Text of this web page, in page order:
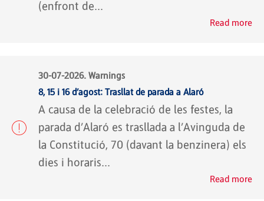
(enfront de...
Read more
30-07-2026. Warnings
8, 15 i 16 d’agost: Trasllat de parada a Alaró
A causa de la celebració de les festes, la
parada d’Alaró es trasllada a l’Avinguda de
la Constitució, 70 (davant la benzinera) els
dies i horaris...
Read more